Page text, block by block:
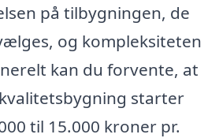
på tilbygningen, de
og kompleksiteten
kan du forvente, at
starter
til 15.000 kroner pr.